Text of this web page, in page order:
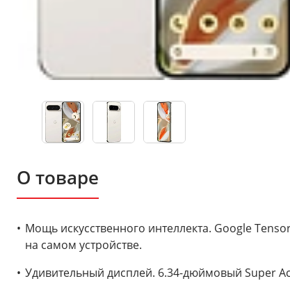
О товаре
Мощь искусственного интеллекта. Google
на самом устройстве.
Удивительный дисплей. 6.34-дюймовый Super